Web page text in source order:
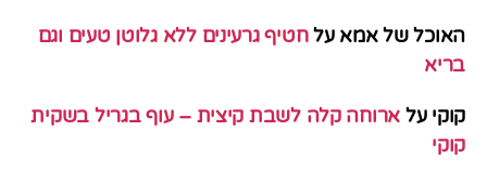
האוכל של אמא עלחטיף גרעינים ללא גלוטן טעים וגם
בריא
קוקי על ארוחה קלה לשבת קיצית – עוף בגריל בשקית
קוקי